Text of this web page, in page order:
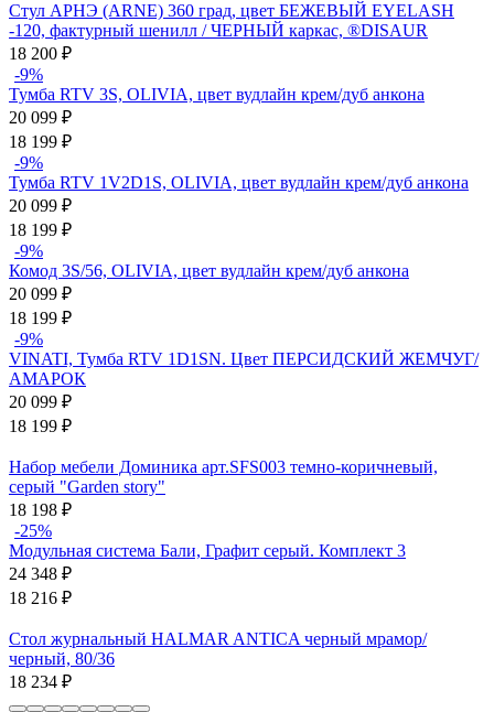
Стул АРНЭ (ARNE) 360 град, цвет БЕЖЕВЫЙ EYELASH
-120, фактурный шенилл / ЧЕРНЫЙ каркас, ®DISAUR
18 200 ₽
-9%
Тумба RTV 3S, OLIVIA, цвет вудлайн крем/дуб анкона
20 099 ₽
18 199 ₽
-9%
Тумба RTV 1V2D1S, OLIVIA, цвет вудлайн крем/дуб анкона
20 099 ₽
18 199 ₽
-9%
Комод 3S/56, OLIVIA, цвет вудлайн крем/дуб анкона
20 099 ₽
18 199 ₽
-9%
VINATI, Тумба RTV 1D1SN. Цвет ПЕРСИДСКИЙ ЖЕМЧУГ/
АМАРОК
20 099 ₽
18 199 ₽
Набор мебели Доминика арт.SFS003 темно-коричневый,
серый "Garden story"
18 198 ₽
-25%
Модульная система Бали, Графит серый. Комплект 3
24 348 ₽
18 216 ₽
Стол журнальный HALMAR ANTICA черный мрамор/
черный, 80/36
18 234 ₽